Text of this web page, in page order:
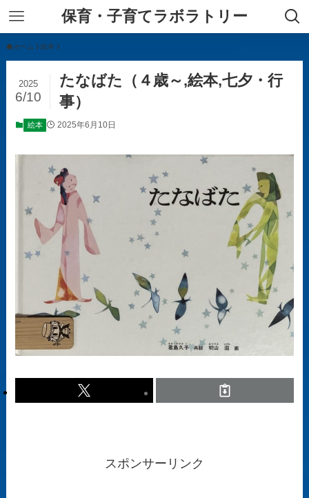
保育・子育てラボラトリー
ホーム 絵本
たなばた（４歳～,絵本,七夕・行
事）
2025
6/10
絵本 2025年6月10日
スポンサーリンク